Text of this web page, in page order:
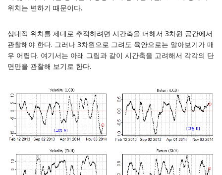
위치는 변하기 때문이다.
상대적 위치를 제대로 추적하려면 시간축을 더해서 3차원 공간에서
관찰해야 한다. 그러나 3차원으로 그려도 육안으로는 알아보기가 매
우 어렵다. 여기서는 아래 그림과 같이 시간축을 고려해서 각각의 단
면만을 관찰해 보기로 한다.